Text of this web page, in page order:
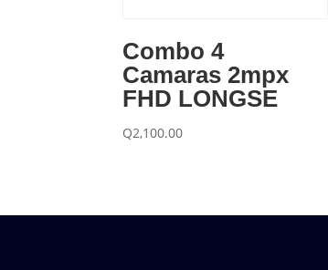
Combo 4
Camaras 2mpx
FHD LONGSE
Q2,100.00